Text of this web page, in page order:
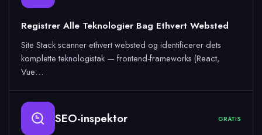
Registrer Alle Teknologier Bag Ethvert Websted
Site Stack scanner ethvert websted og identificerer dets
komplette teknologistak — frontend-frameworks (React,
Vue…
SEO-inspektor GRATIS